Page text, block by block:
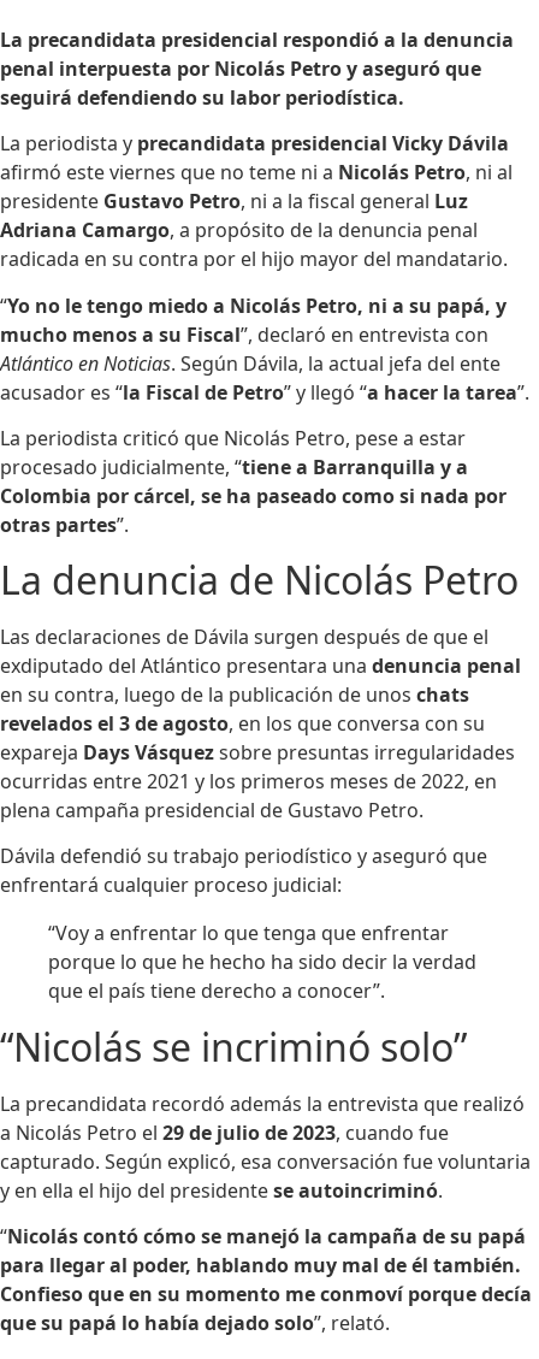
La precandidata presidencial respondió a la denuncia
penal interpuesta por Nicolás Petro y aseguró que
seguirá defendiendo su labor periodística.
La periodista y precandidata presidencial Vicky Dávila
afirmó este viernes que no teme ni a Nicolás Petro, ni al
presidente Gustavo Petro, ni a la fiscal general Luz
Adriana Camargo, a propósito de la denuncia penal
radicada en su contra por el hijo mayor del mandatario.
“Yo no le tengo miedo a Nicolás Petro, ni a su papá, y
mucho menos a su Fiscal”, declaró en entrevista con
Atlántico en Noticias. Según Dávila, la actual jefa del ente
acusador es “la Fiscal de Petro” y llegó “a hacer la tarea”.
La periodista criticó que Nicolás Petro, pese a estar
procesado judicialmente, “tiene a Barranquilla y a
Colombia por cárcel, se ha paseado como si nada por
otras partes”.
La denuncia de Nicolás Petro
Las declaraciones de Dávila surgen después de que el
exdiputado del Atlántico presentara una denuncia penal
en su contra, luego de la publicación de unos chats
revelados el 3 de agosto, en los que conversa con su
expareja Days Vásquezsobre presuntas irregularidades
ocurridas entre 2021 y los primeros meses de 2022, en
plena campaña presidencial de Gustavo Petro.
Dávila defendió su trabajo periodístico y aseguró que
enfrentará cualquier proceso judicial:
“Voy a enfrentar lo que tenga que enfrentar
porque lo que he hecho ha sido decir la verdad
que el país tiene derecho a conocer”.
“Nicolás se incriminó solo”
La precandidata recordó además la entrevista que realizó
a Nicolás Petro el 29 de julio de 2023, cuando fue
capturado. Según explicó, esa conversación fue voluntaria
y en ella el hijo del presidentese autoincriminó.
“Nicolás contó cómo se manejó la campaña de su papá
para llegar al poder, hablando muy mal de él también.
Confieso que en su momento me conmoví porque decía
que su papá lo había dejado solo”, relató.